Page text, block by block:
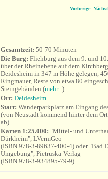
Vorherige
Gesamtzeit: 50-70 Minuten
Die Burg: Fliehburg aus dem 9. und
über der Rheinebene auf dem
Deidesheim in 347 m Höhe gelegen,
Ringmauer, Reste von etwa 80
Steingebäuden (mehr...)
Ort: Deidesheim
Start: Wanderparkplatz am Eingang
(von Neustadt kommend hinter dem
ab)
Karten 1:25.000: "Mittel- und
Dürkheim", LVermGeo
(ISBN 978-3-89637-400-4) oder "Bad
Umgebung", Pietruska-Verlag
(ISBN 978-3-934895-79-9)